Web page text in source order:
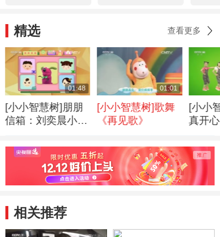
精选 查看更多
01:48
[小小智慧树]朋朋
信箱：刘奕晨小朋
01:01
[小小智慧树]歌舞
《再见歌》
[小小
真开
相关推荐